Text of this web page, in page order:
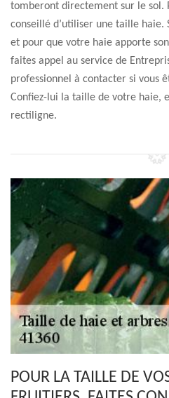
tomberont directement sur le sol.
conseillé d’utiliser une taille haie.
et pour que votre haie apporte
faites appel au service de
professionnel à contacter si vous
Confiez-lui la taille de votre haie,
rectiligne.
POUR LA TAILLE DE